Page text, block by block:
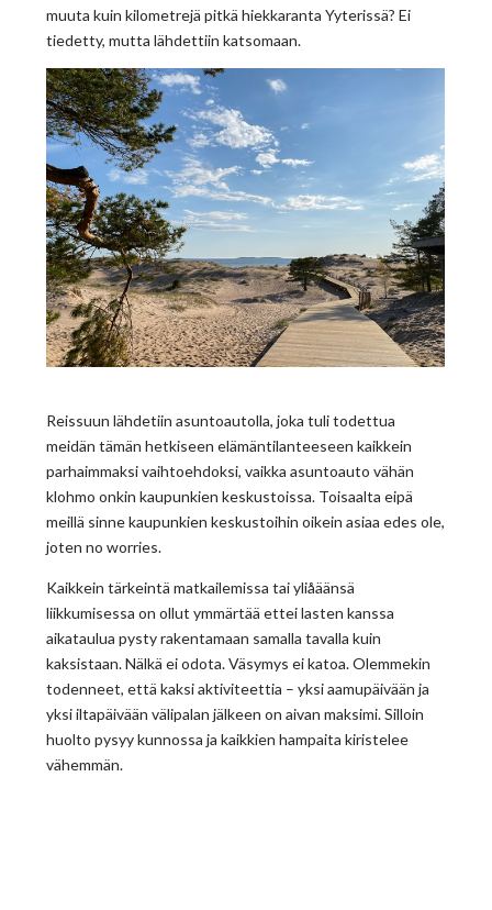
muuta kuin kilometrejä pitkä hiekkaranta Yyterissä? Ei
tiedetty, mutta lähdettiin katsomaan.
Reissuun lähdetiin asuntoautolla, joka tuli todettua
meidän tämän hetkiseen elämäntilanteeseen kaikkein
parhaimmaksi vaihtoehdoksi, vaikka asuntoauto vähän
klohmo onkin kaupunkien keskustoissa. Toisaalta eipä
meillä sinne kaupunkien keskustoihin oikein asiaa edes ole,
joten no worries.
Kaikkein tärkeintä matkailemissa tai yliåäänsä
liikkumisessa on ollut ymmärtää ettei lasten kanssa
aikataulua pysty rakentamaan samalla tavalla kuin
kaksistaan. Nälkä ei odota. Väsymys ei katoa. Olemmekin
todenneet, että kaksi aktiviteettia – yksi aamupäivään ja
yksi iltapäivään välipalan jälkeen on aivan maksimi. Silloin
huolto pysyy kunnossa ja kaikkien hampaita kiristelee
vähemmän.